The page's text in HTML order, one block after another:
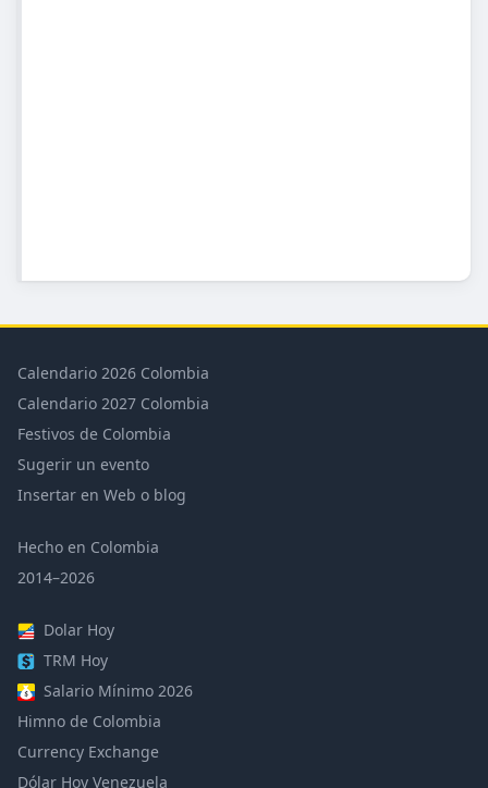
Calendario 2026 Colombia
Calendario 2027 Colombia
Festivos de Colombia
Sugerir un evento
Insertar en Web o blog
Hecho en Colombia
2014–2026
Dolar Hoy
TRM Hoy
Salario Mínimo 2026
Himno de Colombia
Currency Exchange
Dólar Hoy Venezuela